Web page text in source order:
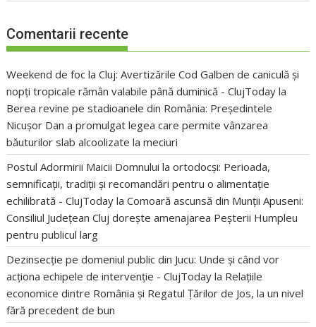
Comentarii recente
Weekend de foc la Cluj: Avertizările Cod Galben de caniculă și
nopți tropicale rămân valabile până duminică - ClujToday la
Berea revine pe stadioanele din România: Președintele
Nicușor Dan a promulgat legea care permite vânzarea
băuturilor slab alcoolizate la meciuri
Postul Adormirii Maicii Domnului la ortodocși: Perioada,
semnificații, tradiții și recomandări pentru o alimentație
echilibrată - ClujToday laComoară ascunsă din Munții Apuseni:
Consiliul Județean Cluj dorește amenajarea Peșterii Humpleu
pentru publicul larg
Dezinsecție pe domeniul public din Jucu: Unde și când vor
acționa echipele de intervenție - ClujToday la Relațiile
economice dintre România și Regatul Țărilor de Jos, la un nivel
fără precedent de bun